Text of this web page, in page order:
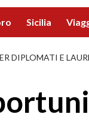
Sicilia
DIPLOMATI E